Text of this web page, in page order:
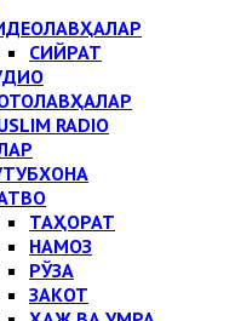
СИЙРАТ
RADIO
ТАҲОРАТ
НАМОЗ
РЎЗА
ЗАКОТ